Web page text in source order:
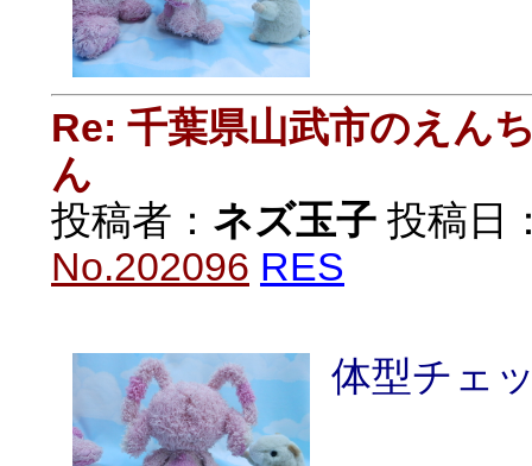
Re: 千葉県山武市のえん
ん
投稿者： ネズ玉子 投稿日
No.202096 RES
体型チェ